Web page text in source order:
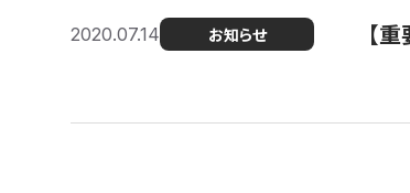
2020.07.14 お知らせ 【